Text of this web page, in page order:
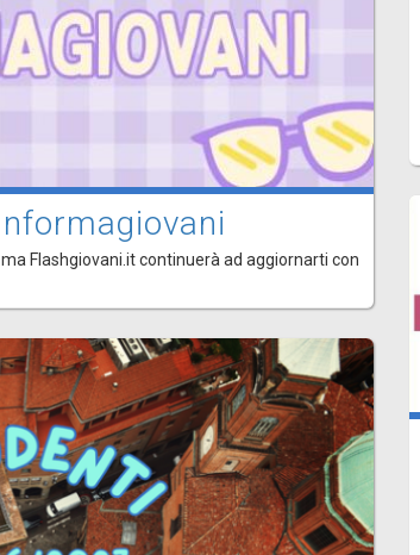
Flashgiovani.it continuerà ad aggiornarti con